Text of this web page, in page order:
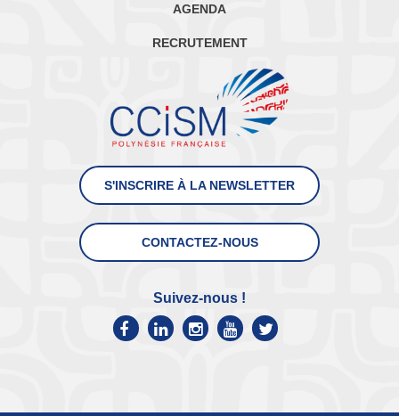
AGENDA
RECRUTEMENT
S'INSCRIRE À LA NEWSLETTER
CONTACTEZ-NOUS
Suivez-nous !